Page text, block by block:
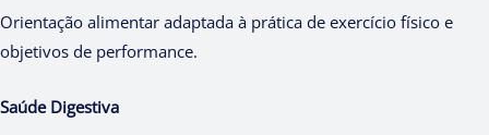
Orientação alimentar adaptada à prática de exercício físico e
objetivos de performance.
Saúde Digestiva